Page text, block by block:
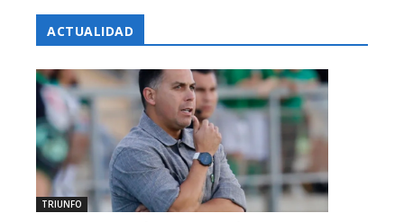
ACTUALIDAD
TRIUNFO